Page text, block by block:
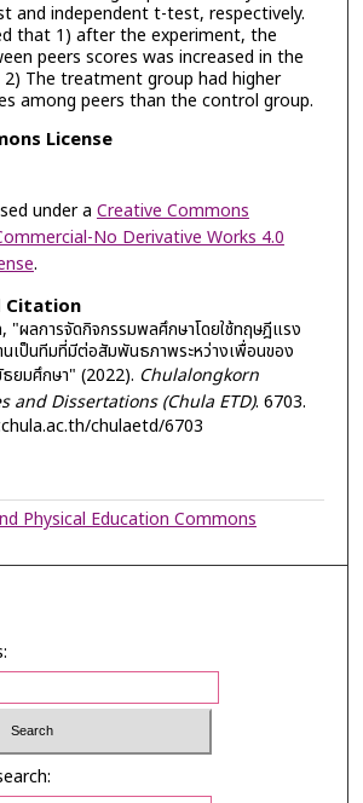
and independent t-test, respectively.
that 1) after the experiment, the
peers scores was increased in the
The treatment group had higher
among peers than the control group.
License
under a Creative Commons
No Derivative Works 4.0
.
Citation
ผลการจัดกิจกรรมพลศึกษาโดยใช้ทฤษฎีแรง
นเป็นทีมที่มีต่อสัมพันธภาพระหว่างเพื่อนของ
ยมศึกษา" (2022). Chulalongkorn
and Dissertations (Chula ETD). 6703.
chulaetd/6703
Physical Education Commons